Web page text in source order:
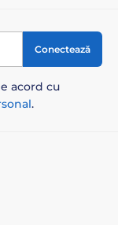
o notificare
Conectează
acord cu
.